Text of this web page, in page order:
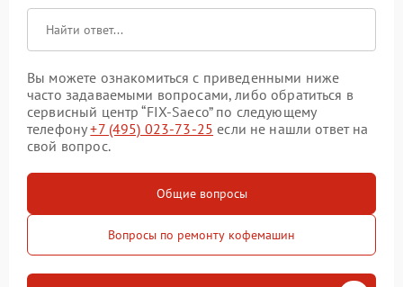
Вы можете ознакомиться с приведенными ниже
часто задаваемыми вопросами, либо обратиться в
сервисный центр “FIX-Saeco” по следующему
телефону+7 (495) 023-73-25 если не нашли ответ на
свой вопрос.
Общие вопросы
Вопросы по ремонту кофемашин